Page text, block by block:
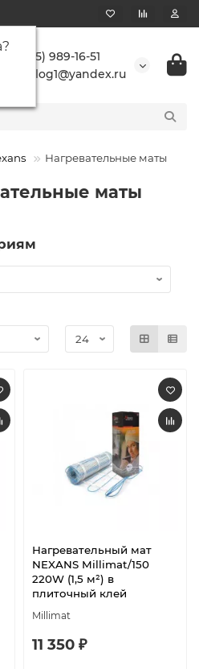
?
+7 (495) 989-16-51
buranlog1@yandex.ru
Нагревательные маты
маты
Нагревательный мат
NEXANS Millimat/150
220W (1,5 м²) в
плиточный клей
Millimat
11 350 ₽